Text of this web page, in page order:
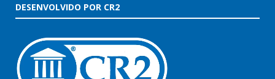
DESENVOLVIDO POR CR2